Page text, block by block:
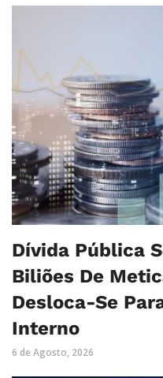
Dívida Pública
Biliões De
Desloca-Se
Interno
6 de Agosto, 2026